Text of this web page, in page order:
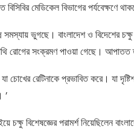
মেডিকেল বিভাগের পর্যবেক্ষণে
সমস্যায় ভুগছে। বাংলাদেশ ও বিদেশের
রোগের সংক্রমণ পাওয়া গেছে। আপাতত
চোখের রেটিনাকে প্রভাবিত করে। যা
’
বিশেষজ্ঞের পরামর্শ নিয়েছিলেন